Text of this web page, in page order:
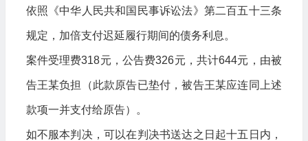
依照《中华人民共和国民事诉讼法》第二百五十三条
规定，加倍支付迟延履行期间的债务利息。
案件受理费318元，公告费326元，共计644元，由被
告王某负担（此款原告已垫付，被告王某应连同上述
款项一并支付给原告）。
如不服本判决，可以在判决书送达之日起十五日内，